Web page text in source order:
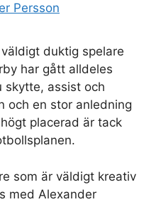
Persson
duktig spelare
har gått alldeles
skytte, assist och
och en stor anledning
placerad är tack
som är väldigt kreativ
med Alexander